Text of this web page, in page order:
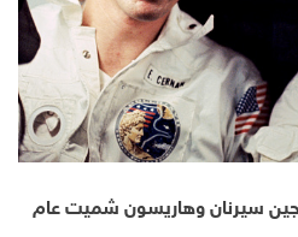
سيرنان وهاريسون شميت عام